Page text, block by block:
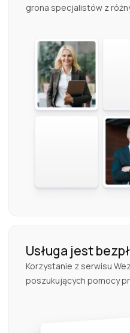
grona specjalistów z
Usługa jest
Korzystanie z serwisu
poszukujących pomocy